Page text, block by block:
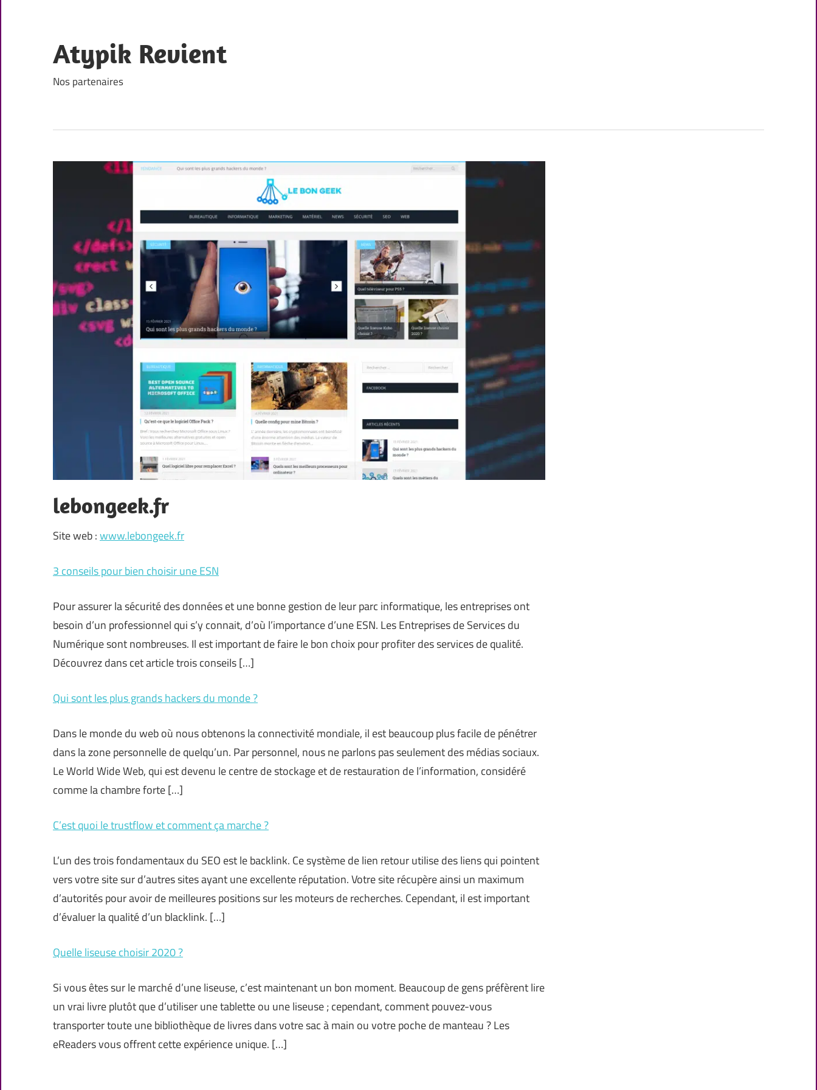
content
Atypik Revient
Nos partenaires
lebongeek.fr
Site web :www.lebongeek.fr
3 conseils pour bien choisir une ESN
Pour assurer la sécurité des données et une bonne gestion de leur parc informatique, les entreprises ont
besoin d’un professionnel qui s’y connait, d’où l’importance d’une ESN. Les Entreprises de Services du
Numérique sont nombreuses. Il est important de faire le bon choix pour profiter des services de qualité.
Découvrez dans cet article trois conseils […]
Qui sont les plus grands hackers du monde ?
Dans le monde du web où nous obtenons la connectivité mondiale, il est beaucoup plus facile de pénétrer
dans la zone personnelle de quelqu’un. Par personnel, nous ne parlons pas seulement des médias sociaux.
Le World Wide Web, qui est devenu le centre de stockage et de restauration de l’information, considéré
comme la chambre forte […]
C’est quoi le trustflow et comment ça marche ?
L’un des trois fondamentaux du SEO est le backlink. Ce système de lien retour utilise des liens qui pointent
vers votre site sur d’autres sites ayant une excellente réputation. Votre site récupère ainsi un maximum
d’autorités pour avoir de meilleures positions sur les moteurs de recherches. Cependant, il est important
d’évaluer la qualité d’un blacklink. […]
Quelle liseuse choisir 2020 ?
Si vous êtes sur le marché d’une liseuse, c’est maintenant un bon moment. Beaucoup de gens préfèrent lire
un vrai livre plutôt que d’utiliser une tablette ou une liseuse ; cependant, comment pouvez-vous
transporter toute une bibliothèque de livres dans votre sac à main ou votre poche de manteau ? Les
eReaders vous offrent cette expérience unique. […]